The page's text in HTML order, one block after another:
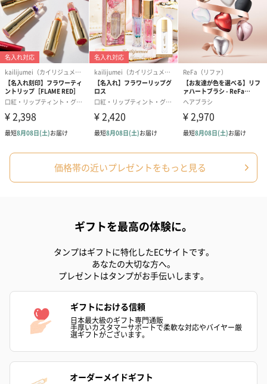
価格帯の近いプレゼントをもっと見る
ギフトを最高の体験に。
タンプはギフトに特化したECサイトです。
あなたの大切な方へ。
プレゼントはタンプがお手伝いします。
ギフトにおける信頼
日本最大級のギフト専門通販
手厚いカスタマーサポートで柔軟な対応やバイヤー厳
選ギフトがございます。
オーダーメイドギフト